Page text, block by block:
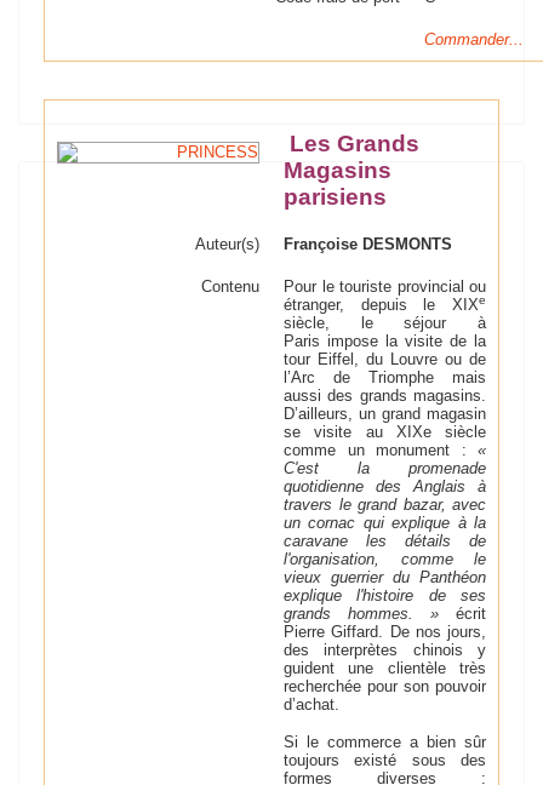
Commander...
Les Grands
Magasins
parisiens
Auteur(s) Françoise DESMONTS
Contenu
Pour le touriste provincial ou
étranger, depuis le XIXe
siècle, le séjour à
Paris impose la visite de la
tour Eiffel, du Louvre ou de
l’Arc de Triomphe mais
aussi des grands magasins.
D’ailleurs, un grand magasin
se visite au XIXe siècle
comme un monument : «
C'est la promenade
quotidienne des Anglais à
travers le grand bazar, avec
un cornac qui explique à la
caravane les détails de
l'organisation, comme le
vieux guerrier du Panthéon
explique l'histoire de ses
grands hommes. » écrit
Pierre Giffard. De nos jours,
des interprètes chinois y
guident une clientèle très
recherchée pour son pouvoir
d’achat.
Si le commerce a bien sûr
toujours existé sous des
formes diverses :